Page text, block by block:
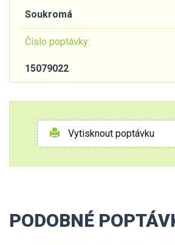
Soukromá
Číslo poptávky:
15079022
Vytisknout poptávku
PODOBNÉ